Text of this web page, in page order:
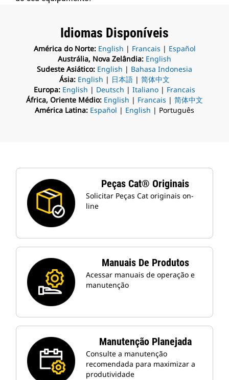
Idiomas Disponíveis
América do Norte: English | Francais | Español
Austrália, Nova Zelândia: English
Sudeste Asiático: English | Bahasa Indonesia
Ásia: English | 日本語 | 简体中文
Europa: English | Deutsch | Italiano | Francais
África, Oriente Médio: English | Francais | 简体中文
América Latina: Español | English | Português
Peças Cat® Originais
Solicitar Peças Cat originais on-
line
Manuais De Produtos
Acessar manuais de operação e
manutenção
Manutenção Planejada
Consulte a manutenção
recomendada para maximizar a
produtividade